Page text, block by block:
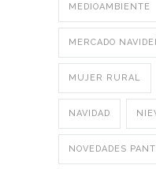
MEDIOAMBIENTE
MERCADO
MUJER RURAL
NAVIDAD
NOVEDADES